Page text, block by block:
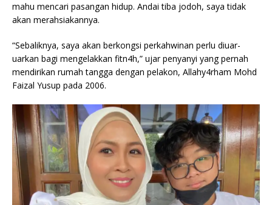
mahu mencari pasangan hidup. Andai tiba jodoh, saya tidak
akan merahsiakannya.
“Sebaliknya, saya akan berkongsi perkahwinan perlu diuar-
uarkan bagi mengelakkan fitn4h,” ujar penyanyi yang pernah
mendirikan rumah tangga dengan pelakon, Allahy4rham Mohd
Faizal Yusup pada 2006.